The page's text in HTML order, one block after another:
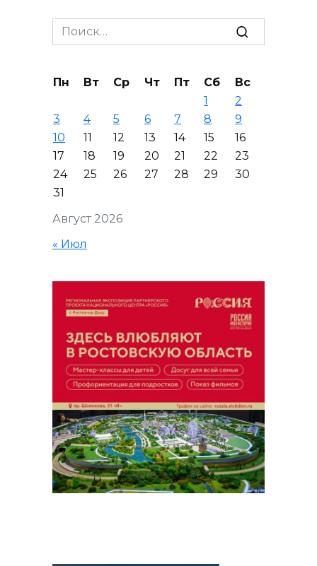
Search
for:
Август 2026
Пн Вт Ср Чт Пт Сб
Вс
1
2
3
4 5 6 7 8
9
10
11 12 13 14 15
16
17
18 19 20 21 22
23
24
25 26 27 28 29
30
31
« Июл